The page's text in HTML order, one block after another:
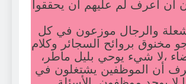
أن أعرف لم عليهم أن يحققوا
والرجال موزعون في كل
مخنوق بروائح السجائر وكلام
،لا شيء يوحي بليل ماطر،
أن الموظفين يشتغلون في